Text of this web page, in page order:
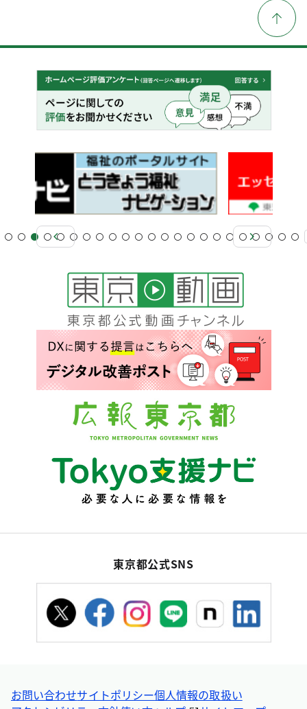
東京都公式SNS
お問い合わせサイトポリシー個人情報の取扱い